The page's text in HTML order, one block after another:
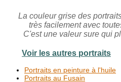
La couleur grise des
très facilement avec
C'est une valeur sure qui
Voir les autres portraits
Portraits en peinture à l'huile
Portraits au Fusain